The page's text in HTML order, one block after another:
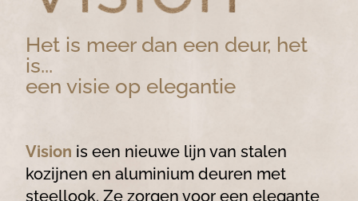
Het is meer dan een deur, het
is...
een visie op elegantie
Vision is een nieuwe lijn van stalen
kozijnen en aluminium deuren met
steellook. Ze zorgen voor een elegante